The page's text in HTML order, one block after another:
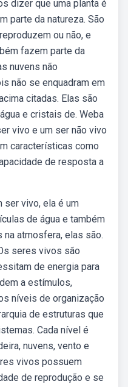
dizer que uma planta é
parte da natureza. São
ou não, e
fazem parte da
nuvens não
não se enquadram em
citadas. Elas são
e cristais de. Weba
vivo e um ser não vivo
características como
de resposta a
ser vivo, ela é um
de água e também
atmosfera, elas são.
seres vivos são
de energia para
a estímulos,
níveis de organização
de estruturas que
Cada nível é
nuvens, vento e
vivos possuem
de reprodução e se